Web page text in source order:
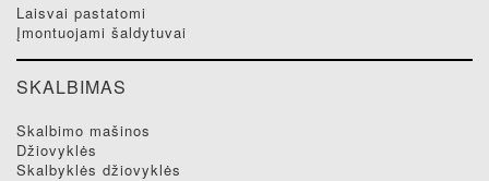
laisvai pastatomi
įmontuojami šaldytuvai
SKALBIMAS
skalbimo mašinos
džiovyklės
skalbyklės džiovyklės